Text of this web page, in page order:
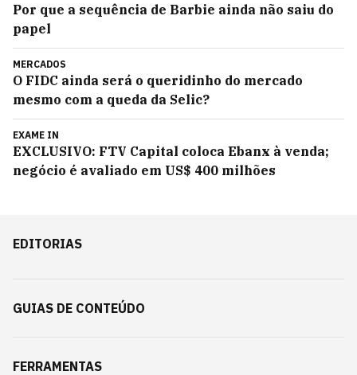
Por que a sequência de Barbie ainda não saiu do
papel
MERCADOS
O FIDC ainda será o queridinho do mercado
mesmo com a queda da Selic?
EXAME IN
EXCLUSIVO: FTV Capital coloca Ebanx à venda;
negócio é avaliado em US$ 400 milhões
EDITORIAS
GUIAS DE CONTEÚDO
FERRAMENTAS